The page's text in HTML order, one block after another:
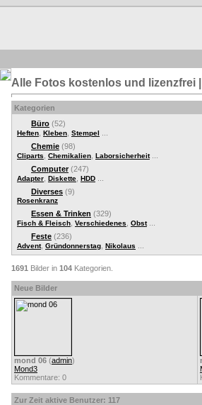
Alle Fotos kostenlos und lizenzfrei
Kategorien
Büro (52)
Heften Kleben Stempel
Chemie (98)
Cliparts Chemikalien Laborsicherheit...
Computer(247)
Adapter Diskette HDD
Diverses (9)
Rosenkranz
Essen & Trinken (329)
Fisch & Fleisch Verschiedenes Obst...
Feste (236)
Advent, Gründonnerstag Nikolaus
1691 Bilder in 104 Kategorien.
Neue Bilder
mond 06 (admin)
Mond3
Kommentare: 0
Zur Zeit aktive Benutzer: 117